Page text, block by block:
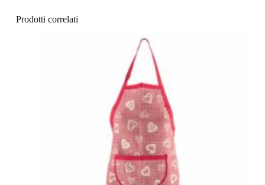
Prodotti correlati